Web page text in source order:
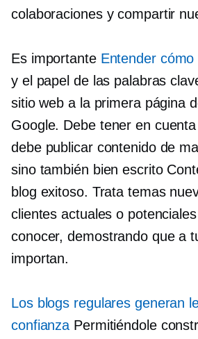
colaboraciones y compartir
Es importante Entender
y el papel de las palabras
sitio web a la primera página
Google. Debe tener en
debe publicar contenido de
sino también bien escrito
blog exitoso. Trata temas
clientes actuales o
conocer, demostrando que a
importan.
Los blogs regulares generan
confianza Permitiéndole